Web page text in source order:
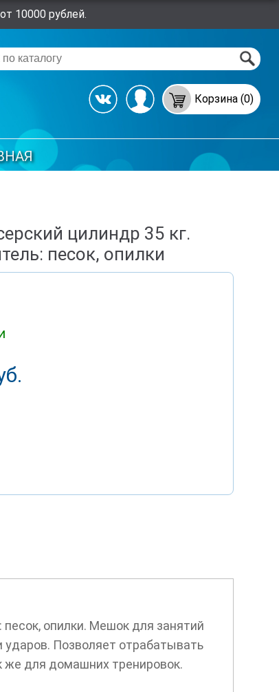
10000 рублей.
Корзина (0)
цилиндр 35 кг.
песок, опилки
опилки. Мешок для занятий
Позволяет отрабатывать
же для домашних тренировок.